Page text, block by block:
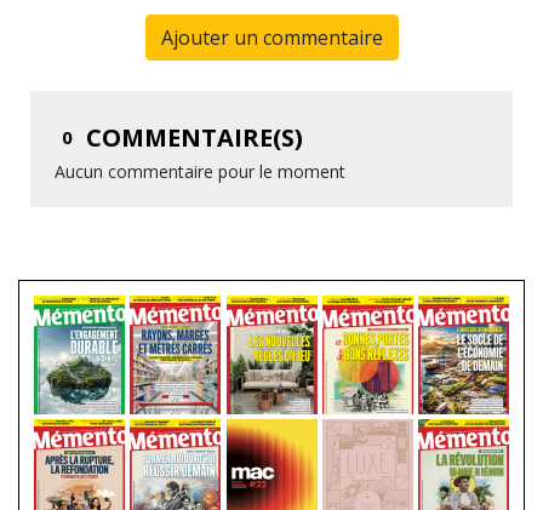
Ajouter un commentaire
0 COMMENTAIRE(S)
Aucun commentaire pour le moment